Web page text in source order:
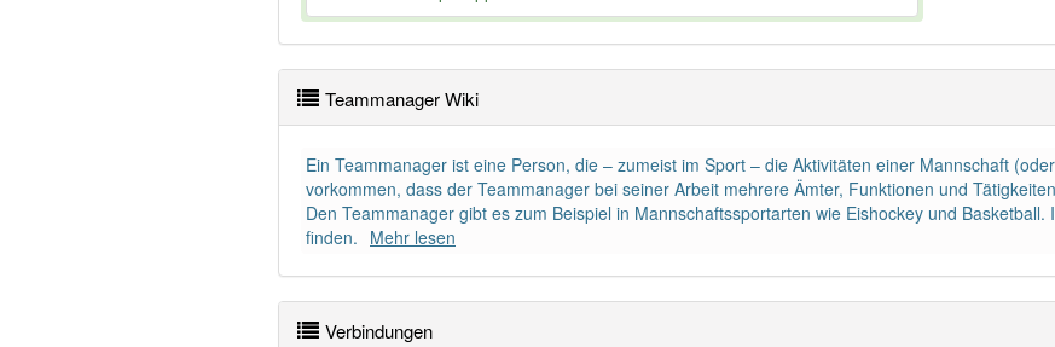
Teammanager Wiki
Ein Teammanager ist eine Person, die – zumeist im Sport – die Aktivitäten einer Mannschaft
vorkommen, dass der Teammanager bei seiner Arbeit mehrere Ämter, Funktionen und
Den Teammanager gibt es zum Beispiel in Mannschaftssportarten wie Eishockey und
finden. Mehr lesen
Verbindungen